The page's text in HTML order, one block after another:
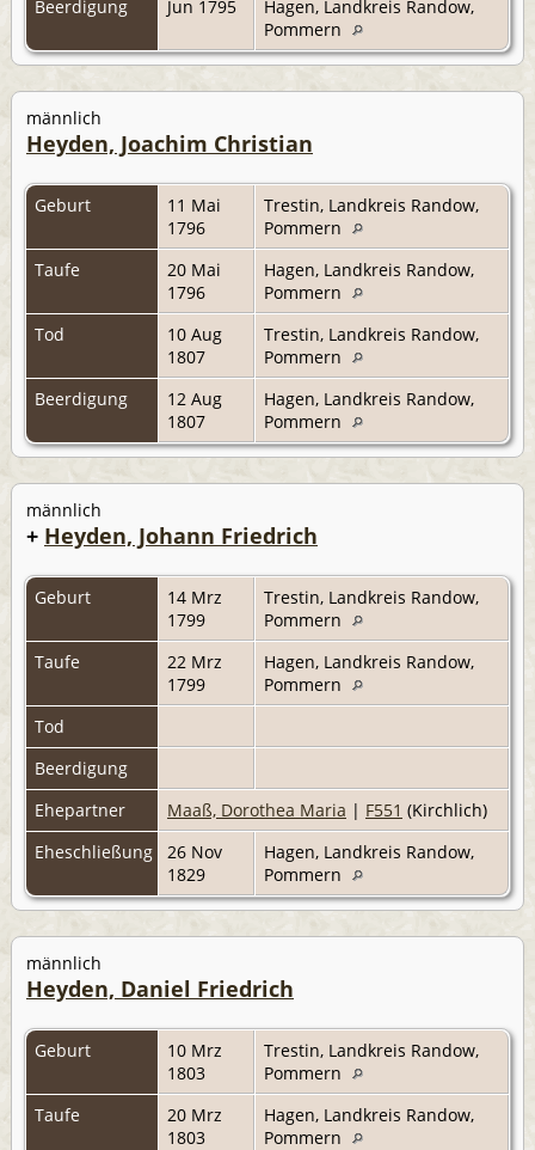
Beerdigung Jun 1795
Hagen, Landkreis Randow,
Pommern
männlich
Heyden, Joachim Christian
Geburt
11 Mai
1796
Trestin, Landkreis Randow,
Pommern
Taufe
20 Mai
1796
Hagen, Landkreis Randow,
Pommern
Tod
10 Aug
1807
Trestin, Landkreis Randow,
Pommern
Beerdigung
12 Aug
1807
Hagen, Landkreis Randow,
Pommern
männlich
+ Heyden, Johann Friedrich
Geburt
14 Mrz
1799
Trestin, Landkreis Randow,
Pommern
Taufe
22 Mrz
1799
Hagen, Landkreis Randow,
Pommern
Tod
Beerdigung
Ehepartner
Maaß, Dorothea Maria | F551 (Kirchlich)
Eheschließung
26 Nov
1829
Hagen, Landkreis Randow,
Pommern
männlich
Heyden, Daniel Friedrich
Geburt
10 Mrz
1803
Trestin, Landkreis Randow,
Pommern
Taufe
20 Mrz
1803
Hagen, Landkreis Randow,
Pommern